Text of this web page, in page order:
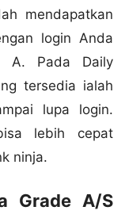
mendapatkan
login Anda
A. Pada Daily
tersedia ialah
lupa login.
lebih cepat
ninja.
Grade A/S